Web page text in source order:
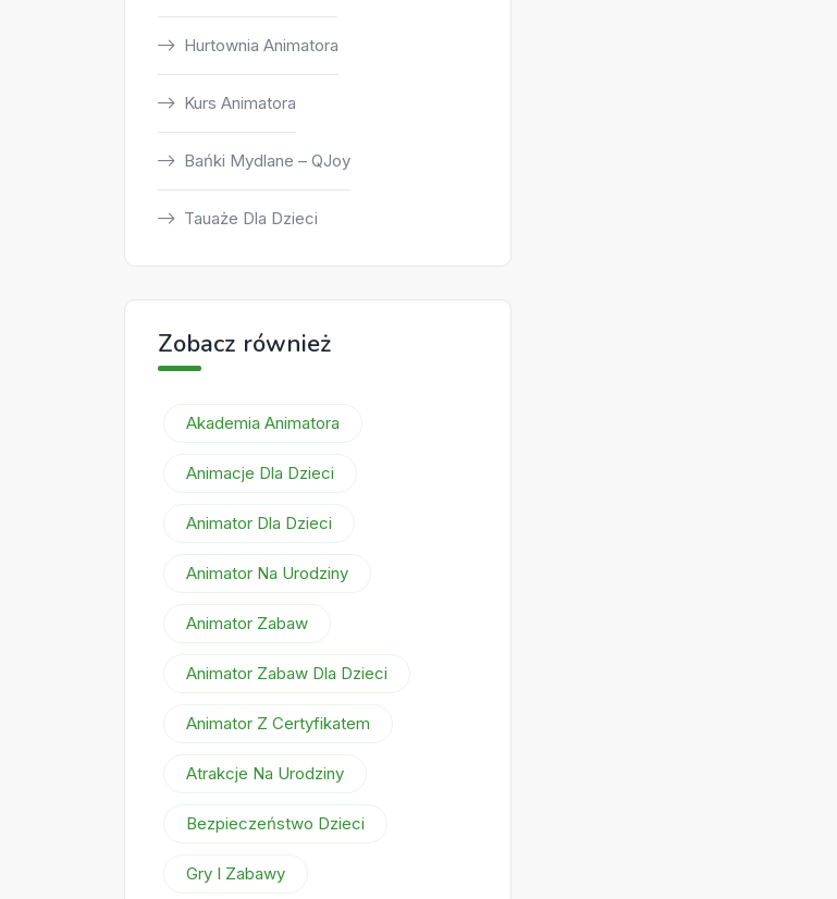
Hurtownia Animatora
Kurs Animatora
Bańki Mydlane – QJoy
Tauaże Dla Dzieci
Zobacz również
Akademia Animatora
Animacje Dla Dzieci
Animator Dla Dzieci
Animator Na Urodziny
Animator Zabaw
Animator Zabaw Dla Dzieci
Animator Z Certyfikatem
Atrakcje Na Urodziny
Bezpieczeństwo Dzieci
Gry I Zabawy